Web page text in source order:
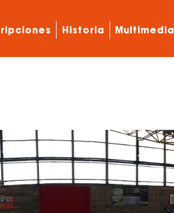
Historia Multimedia